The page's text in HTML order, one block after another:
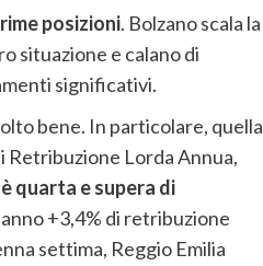
posizioni. Bolzano scala la
situazione e calano di
significativi.
bene. In particolare, quella
Retribuzione Lorda Annua,
quarta e supera di
+3,4% di retribuzione
settima, Reggio Emilia